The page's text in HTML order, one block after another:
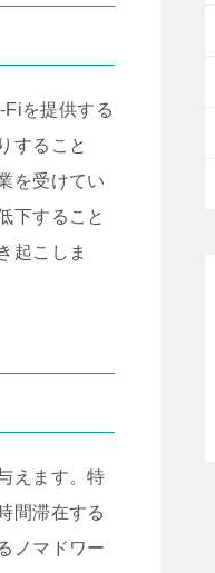
Fiを提供する
すること
を受けてい
下すること
起こしま
えます。特
間滞在する
ノマドワー